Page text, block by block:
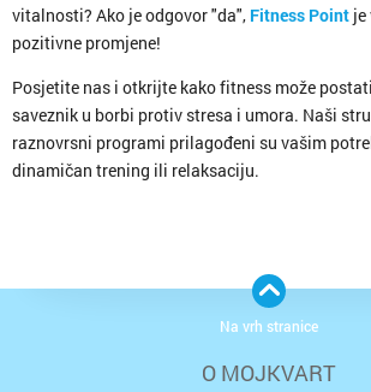
vitalnosti? Ako je odgovor "da", Fitness Point je
pozitivne promjene!
Posjetite nas i otkrijte kako fitness može
saveznik u borbi protiv stresa i umora. Naši
raznovrsni programi prilagođeni su vašim
dinamičan trening ili relaksaciju.
O MOJKVART
Na vrh stranice